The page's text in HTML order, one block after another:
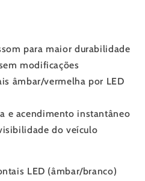
para maior durabilidade
modificações
âmbar/vermelha por LED
e acendimento instantâneo
do veículo
LED (âmbar/branco)